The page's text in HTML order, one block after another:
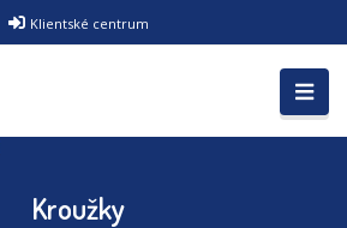
Klientské centrum
Kroužky